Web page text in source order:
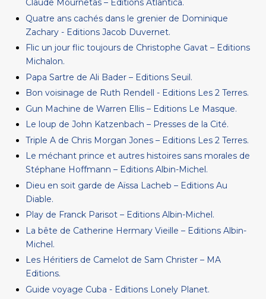
Claude Mournetas – Editions Atlantica.
Quatre ans cachés dans le grenier de Dominique
Zachary - Editions Jacob Duvernet.
Flic un jour flic toujours de Christophe Gavat – Editions
Michalon.
Papa Sartre de Ali Bader – Editions Seuil.
Bon voisinage de Ruth Rendell - Editions Les 2 Terres.
Gun Machine de Warren Ellis – Editions Le Masque.
Le loup de John Katzenbach – Presses de la Cité.
Triple A de Chris Morgan Jones – Editions Les 2 Terres.
Le méchant prince et autres histoires sans morales de
Stéphane Hoffmann – Editions Albin-Michel.
Dieu en soit garde de Aïssa Lacheb – Editions Au
Diable.
Play de Franck Parisot – Editions Albin-Michel.
La bête de Catherine Hermary Vieille – Editions Albin-
Michel.
Les Héritiers de Camelot de Sam Christer – MA
Editions.
Guide voyage Cuba - Editions Lonely Planet.